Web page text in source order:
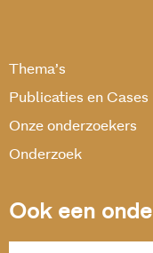
Thema’s
Publicaties en Cases
Onze onderzoekers
Onderzoek
Ook een